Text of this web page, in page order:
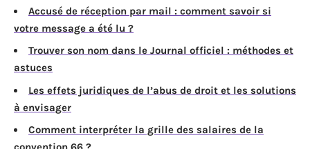
Accusé de réception par mail : comment savoir si
votre message a été lu ?
Trouver son nom dans le Journal officiel : méthodes et
astuces
Les effets juridiques de l’abus de droit et les solutions
à envisager
Comment interpréter la grille des salaires de la